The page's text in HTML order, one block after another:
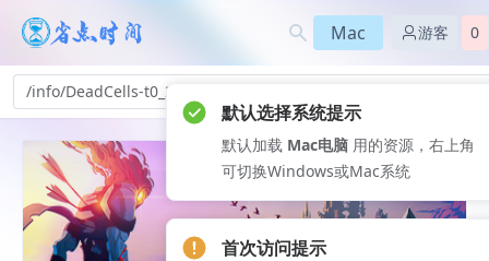
Mac 游客 0
/info/DeadCells-t0_244
默认选择系统提示
默认加载 Mac电脑 用的资源，右上角
可切换Windows或Mac系统
首次访问提示